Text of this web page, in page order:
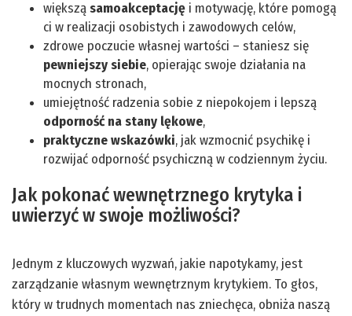
większąsamoakceptację i motywację, które pomogą
ci w realizacji osobistych i zawodowych celów,
zdrowe poczucie własnej wartości – staniesz się
pewniejszy siebie, opierając swoje działania na
mocnych stronach,
umiejętność radzenia sobie z niepokojem i lepszą
odporność na stany lękowe,
praktyczne wskazówki, jak wzmocnić psychikę i
rozwijać odporność psychiczną w codziennym życiu.
Jak pokonać wewnętrznego krytyka i
uwierzyć w swoje możliwości?
Jednym z kluczowych wyzwań, jakie napotykamy, jest
zarządzanie własnym wewnętrznym krytykiem. To głos,
który w trudnych momentach nas zniechęca, obniża naszą